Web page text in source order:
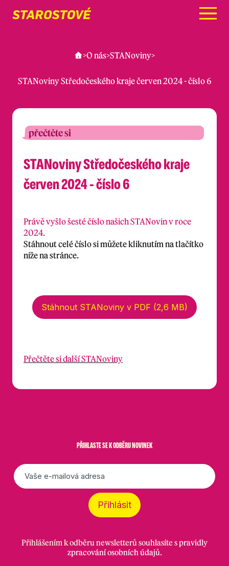
Menu
>O nás>STANoviny>
STANoviny Středočeského kraje červen 2024 - číslo 6
přečtěte si
STANoviny Středočeského kraje
červen 2024 - číslo 6
Právě vyšlo šesté číslo našich STANovin v roce
2024.
Stáhnout celé číslo si můžete kliknutím na tlačítko
níže na stránce.
Stáhnout STANoviny v PDF (2,6 MB)
Přečtěte si další STANoviny
PŘIHLASTE SE K ODBĚRU NOVINEK
E-
mail
Přihlásit
Přihlášením k odběru newsletterů souhlasíte spravidly
zpracování osobních údajů.